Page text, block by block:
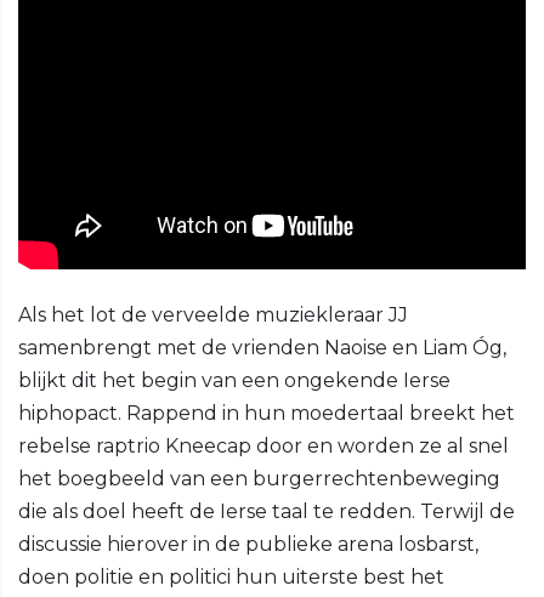
Als het lot de verveelde muziekleraar JJ
samenbrengt met de vrienden Naoise en Liam Óg,
blijkt dit het begin van een ongekende Ierse
hiphopact. Rappend in hun moedertaal breekt het
rebelse raptrio Kneecap door en worden ze al snel
het boegbeeld van een burgerrechtenbeweging
die als doel heeft de Ierse taal te redden. Terwijl de
discussie hierover in de publieke arena losbarst,
doen politie en politici hun uiterste best het